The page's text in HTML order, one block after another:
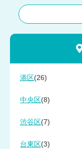
港区 (26)
中央区 (8)
渋谷区 (7)
台東区 (3)